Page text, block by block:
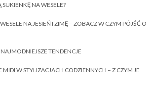
NA WESELE?
NA JESIEŃ I ZIMĘ – ZOBACZ W CZYM PÓJŚĆ O
TENDENCJE
MIDI W STYLIZACJACH CODZIENNYCH – Z CZYM JE